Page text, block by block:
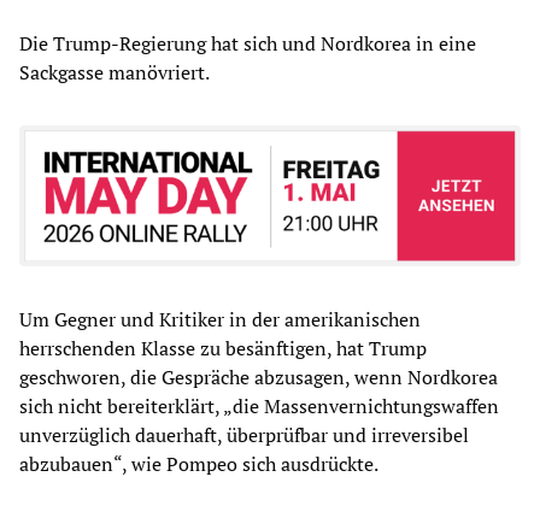
Die Trump-Regierung hat sich und Nordkorea in eine
Sackgasse manövriert.
Um Gegner und Kritiker in der amerikanischen
herrschenden Klasse zu besänftigen, hat Trump
geschworen, die Gespräche abzusagen, wenn Nordkorea
sich nicht bereiterklärt, „die Massenvernichtungswaffen
unverzüglich dauerhaft, überprüfbar und irreversibel
abzubauen“, wie Pompeo sich ausdrückte.